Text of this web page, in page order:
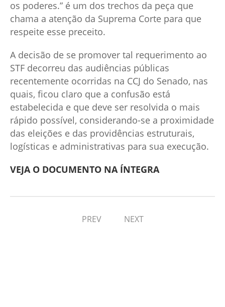
os poderes.” é um dos trechos da peça que
chama a atenção da Suprema Corte para que
respeite esse preceito.
A decisão de se promover tal requerimento ao
STF decorreu das audiências públicas
recentemente ocorridas na CCJ do Senado, nas
quais, ficou claro que a confusão está
estabelecida e que deve ser resolvida o mais
rápido possível, considerando-se a proximidade
das eleições e das providências estruturais,
logísticas e administrativas para sua execução.
VEJA O DOCUMENTO NA ÍNTEGRA
PREV NEXT